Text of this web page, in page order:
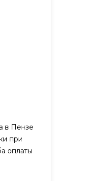
в Пензе
при
оплаты